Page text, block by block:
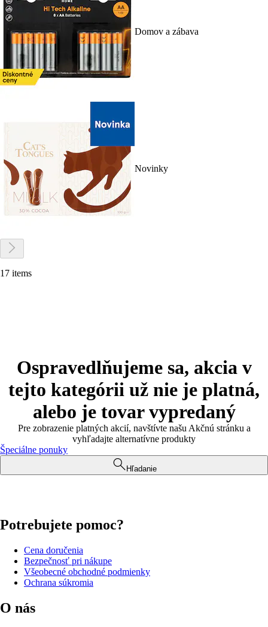
Domov a zábava
Novinky
17 items
Ospravedlňujeme sa, akcia v
tejto kategórii už nie je platná,
alebo je tovar vypredaný
Pre zobrazenie platných akcií, navštívte našu Akčnú stránku a
vyhľadajte alternatívne produkty
Špeciálne ponuky
Hľadanie
Potrebujete pomoc?
Cena doručenia
Bezpečnosť pri nákupe
Všeobecné obchodné podmienky
Ochrana súkromia
O nás